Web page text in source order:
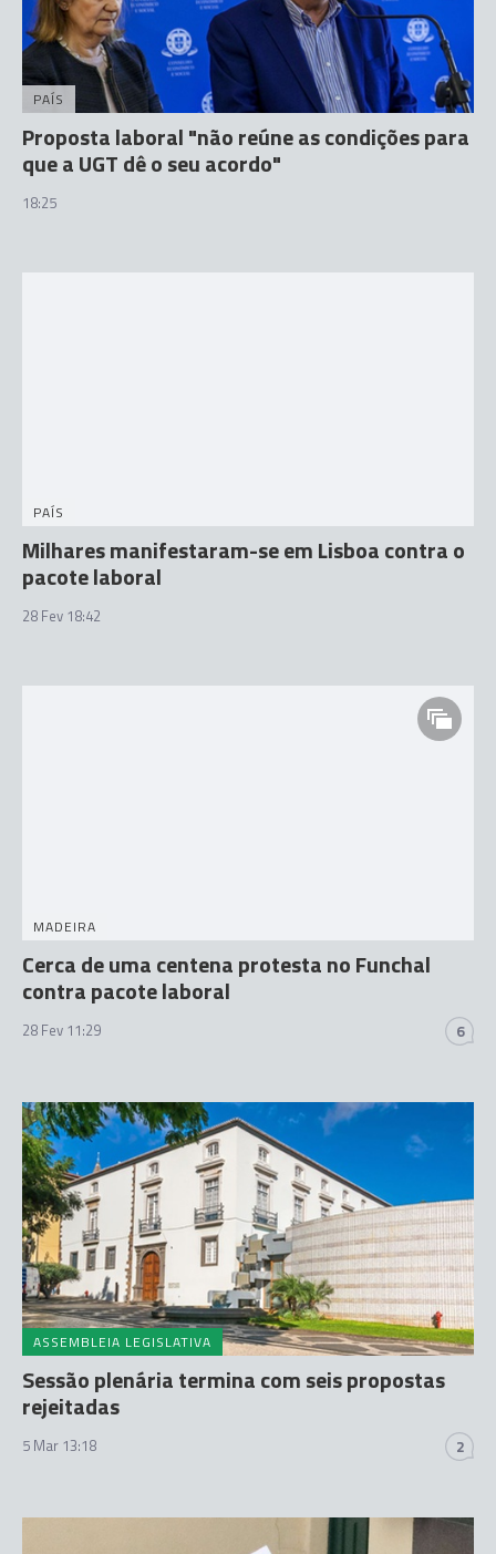
PAÍS
Proposta laboral "não reúne as condições para
que a UGT dê o seu acordo"
18:25
PAÍS
Milhares manifestaram-se em Lisboa contra o
pacote laboral
28 Fev 18:42
MADEIRA
Cerca de uma centena protesta no Funchal
contra pacote laboral
28 Fev 11:29 6
ASSEMBLEIA LEGISLATIVA
Sessão plenária termina com seis propostas
rejeitadas
5 Mar 13:18 2